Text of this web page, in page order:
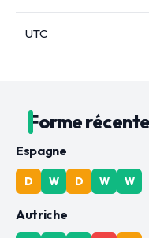
UTC
Forme récente
Espagne
D W D W W
Autriche